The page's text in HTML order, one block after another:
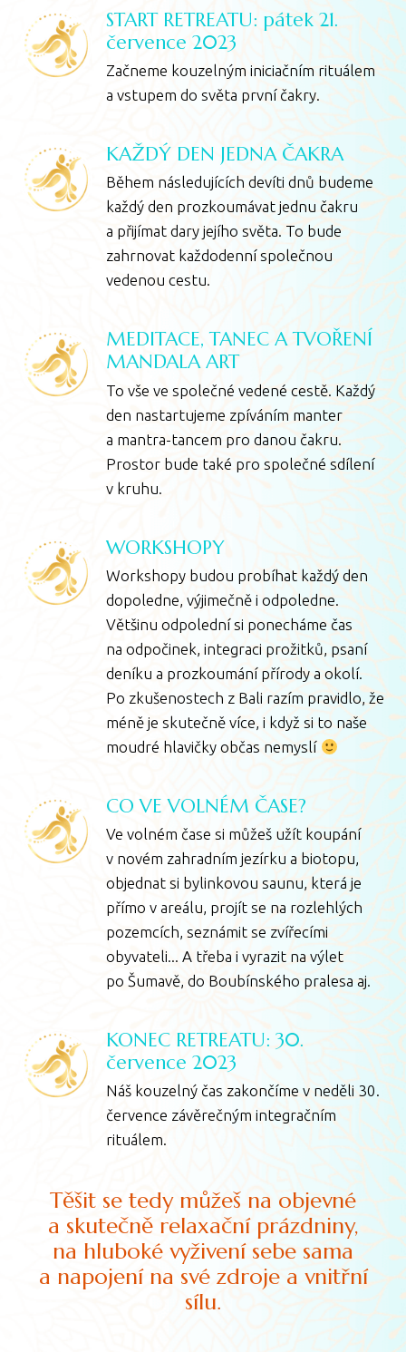
START RETREATU: pátek 21.
července 2023
Začneme kouzelným iniciačním rituálem
a vstupem do světa první čakry.
KAŽDÝ DEN JEDNA ČAKRA
Během následujících devíti dnů budeme
každý den prozkoumávat jednu čakru
a přijímat dary jejího světa. To bude
zahrnovat každodenní společnou
vedenou cestu.
MEDITACE, TANEC A TVOŘENÍ
MANDALA ART
To vše ve společné vedené cestě. Každý
den nastartujeme zpíváním manter
a mantra-tancem pro danou čakru.
Prostor bude také pro společné sdílení
v kruhu.
WORKSHOPY
Workshopy budou probíhat každý den
dopoledne, výjimečně i odpoledne.
Většinu odpolední si ponecháme čas
na odpočinek, integraci prožitků, psaní
deníku a prozkoumání přírody a okolí.
Po zkušenostech z Bali razím pravidlo, že
méně je skutečně více, i když si to naše
moudré hlavičky občas nemyslí
CO VE VOLNÉM ČASE?
Ve volném čase si můžeš užít koupání
v novém zahradním jezírku a biotopu,
objednat si bylinkovou saunu, která je
přímo v areálu, projít se na rozlehlých
pozemcích, seznámit se zvířecími
obyvateli... A třeba i vyrazit na výlet
po Šumavě, do Boubínského pralesa aj.
KONEC RETREATU: 30.
července 2023
Náš kouzelný čas zakončíme v neděli 30.
července závěrečným integračním
rituálem.
Těšit se tedy můžeš na objevné
a skutečně relaxační prázdniny,
na hluboké vyživení sebe sama
a napojení na své zdroje a vnitřní
sílu.